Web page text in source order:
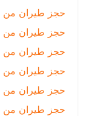
حجز طيران من
حجز طيران من
حجز طيران من
حجز طيران من
حجز طيران من
حجز طيران من